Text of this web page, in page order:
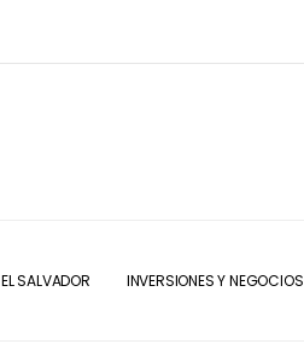
EL SALVADOR INVERSIONES Y NEGOCIOS